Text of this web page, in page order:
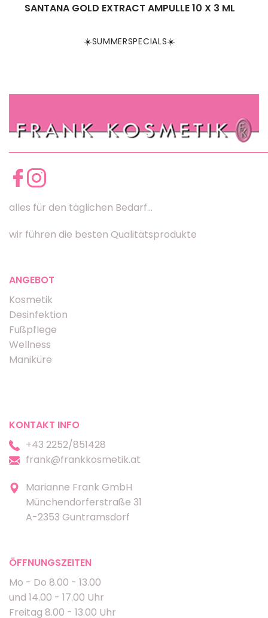
☀️SUMMERSPECIALS☀️
SANTANA GOLD EXTRACT AMPULLE 10 X 3 ML
alles für den täglichen Bedarf...
wir führen die besten Qualitätsprodukte
ANGEBOT
Kosmetik
Desinfektion
Fußpflege
Wellness
Maniküre
KONTAKT INFO
+43 2252/851428
frank@frankkosmetik.at
Marianne Frank GmbH
Münchendorferstraße 31
A-2353 Guntramsdorf
ÖFFNUNGSZEITEN
Mo - Do 8.00 - 13.00
und 14.00 - 17.00 Uhr
Freitag 8.00 - 13.00 Uhr